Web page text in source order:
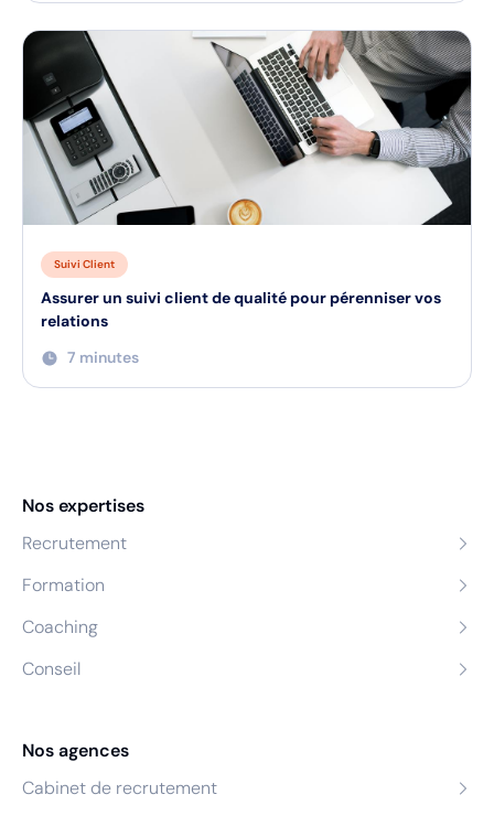
Suivi Client
Assurer un suivi client de qualité pour pérenniser vos
relations
7 minutes
Nos expertises
Recrutement
Formation
Coaching
Conseil
Nos agences
Cabinet de recrutement